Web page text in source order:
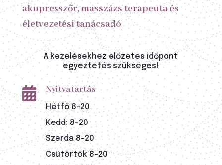
akupresszőr, masszázs terapeuta és
életvezetési tanácsadó
A kezelésekhez előzetes időpont
egyeztetés szükséges!
 Nyitvatartás
Hétfő 8-20
Kedd: 8-20
Szerda 8-20
Csütörtök 8-20